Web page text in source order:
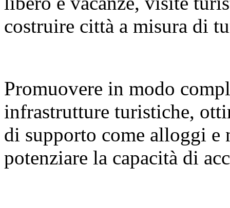
costruire città a misura di
Promuovere in modo
infrastrutture turistiche,
di supporto come alloggi e
potenziare la capacità di